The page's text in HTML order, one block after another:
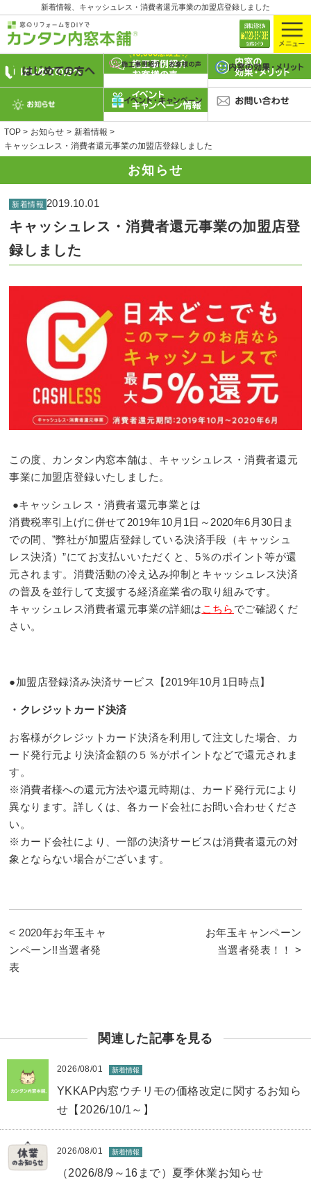
新着情報、キャッシュレス・消費者還元事業の加盟店登録しました
お知らせ
TOP お知らせ
新着情報
キャッシュレス・消費者還元事業の加盟店登録しました
新着情報 2019.10.01
キャッシュレス・消費者還元事業の加盟店登
録しました
この度、カンタン内窓本舗は、キャッシュレス・消費者還元
事業に加盟店登録いたしました。
●キャッシュレス・消費者還元事業とは
消費税率引上げに併せて2019年10月1日～2020年6月30日ま
での間、”弊社が加盟店登録している決済手段（キャッシュ
レス決済）”にてお支払いいただくと、5％のポイント等が還
元されます。消費活動の冷え込み抑制とキャッシュレス決済
の普及を並行して支援する経済産業省の取り組みです。
キャッシュレス消費者還元事業の詳細は こちら でご確認くだ
さい。
●加盟店登録済み決済サービス【2019年10月1日時点】
・クレジットカード決済
お客様がクレジットカード決済を利用して注文した場合、カ
ード発行元より決済金額の５％がポイントなどで還元されま
す。
※消費者様への還元方法や還元時期は、カード発行元により
異なります。詳しくは、各カード会社にお問い合わせくださ
い。
※カード会社により、一部の決済サービスは消費者還元の対
象とならない場合がございます。
< 2020年お年玉キャ
ンペーン!!当選者発
表
お年玉キャンペーン
当選者発表！！ >
関連した記事を見る
2026/08/01 新着情報
YKKAP内窓ウチリモの価格改定に関するお知ら
せ【2026/10/1～】
2026/08/01 新着情報
（2026/8/9～16まで）夏季休業お知らせ